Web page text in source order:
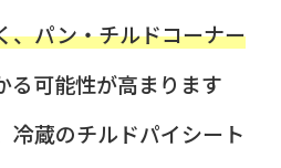
、パン・チルドコーナー
る可能性が高まります
冷蔵のチルドパイシート